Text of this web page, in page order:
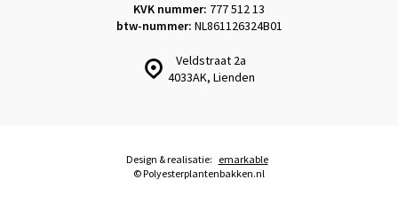
Veldstraat 2a
4033AK, Lienden
KVK nummer: 777 512 13
btw-nummer: NL861126324B01
© Polyesterplantenbakken.nl
Design & realisatie: emarkable